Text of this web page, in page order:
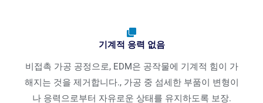
기계적 응력 없음
비접촉 가공 공정으로, EDM은 공작물에 기계적 힘이 가
해지는 것을 제거합니다., 가공 중 섬세한 부품이 변형이
나 응력으로부터 자유로운 상태를 유지하도록 보장.